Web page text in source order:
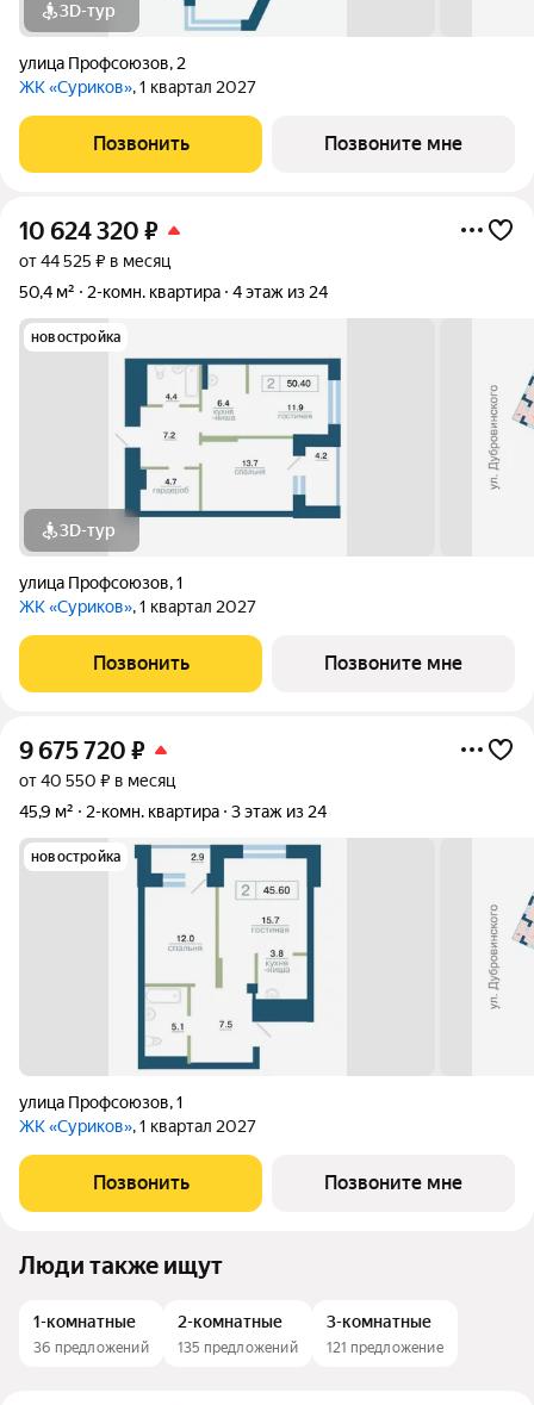
3D-тур
улица Профсоюзов, 2
ЖК «Суриков», 1 квартал 2027
Позвонить Позвоните мне
10 624 320 ₽
от 44 525 ₽ в месяц
50,4 м²
2-комн. квартира 4 этаж из 24
новостройка
3D-тур
улица Профсоюзов,1
ЖК «Суриков», 1 квартал 2027
Позвонить Позвоните мне
9 675 720 ₽
от 40 550 ₽ в месяц
45,9 м²
2-комн. квартира 3 этаж из 24
новостройка
улица Профсоюзов,1
ЖК «Суриков», 1 квартал 2027
Позвонить Позвоните мне
Люди также ищут
1-комнатные
36 предложений
2-комнатные
135 предложений
3-комнатные
121 предложение